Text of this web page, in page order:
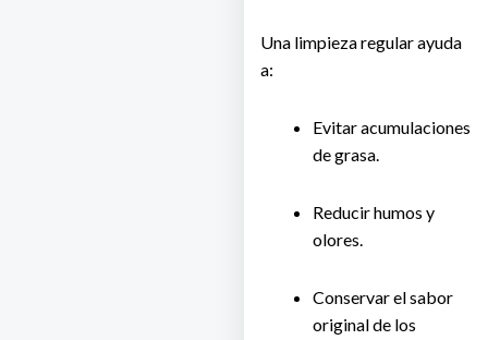
Una limpieza regular ayuda
a:
Evitar acumulaciones
de grasa.
Reducir humos y
olores.
Conservar el sabor
original de los